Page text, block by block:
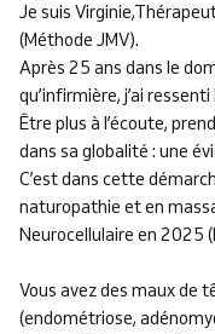
Je suis
(Méthode JMV).
Après 25 ans dans le
qu’infirmière, j’ai
Être plus à l’écoute,
dans sa globalité : une
C’est dans cette
naturopathie et en
Neurocellulaire en 2025
Vous avez des maux de
(endométriose,